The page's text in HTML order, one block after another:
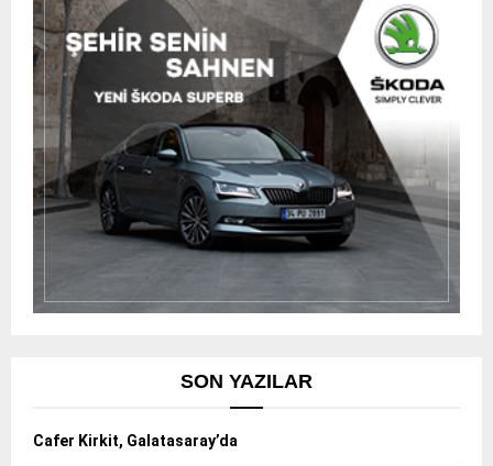
SON YAZILAR
Cafer Kirkit, Galatasaray’da